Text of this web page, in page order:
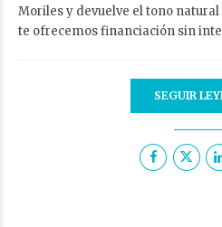
Moriles y devuelve el tono natural
te ofrecemos financiación sin
SEGUIR